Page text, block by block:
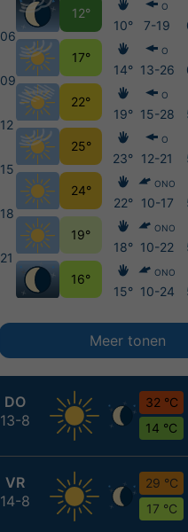
DO
13-8
32 °C
14 °C
VR
14-8
29 °C
17 °C
06
09
12
15
18
21
12°
17°
22°
25°
24°
19°
16°
10°
14°
19°
23°
22°
18°
15°
O
7-19
O
13-26
O
15-28
O
12-21
ONO
10-17
ONO
10-22
ONO
10-24
Meer tonen